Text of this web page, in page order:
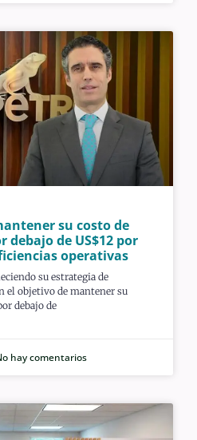
su costo de
de US$12 por
operativas
su estrategia de
el objetivo de mantener su
debajo de
hay comentarios